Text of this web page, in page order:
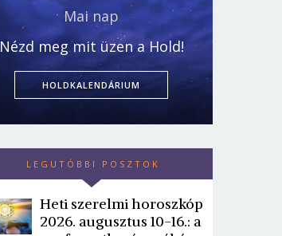
Mai nap
Nézd meg mit üzen a Hold!
HOLDKALENDÁRIUM
LEGUTÓBBI POSZTOK
Heti szerelmi horoszkóp
2026. augusztus 10-16.: a